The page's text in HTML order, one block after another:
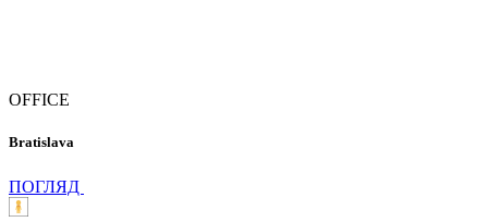
OFFICE
Bratislava
ПОГЛЯД